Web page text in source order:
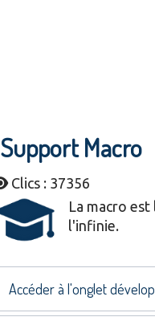
Support Macro
Clics : 37356
La macro
l'infinie.
Accéder à l'onglet